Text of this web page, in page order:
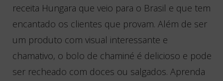
receita Hungara que veio para o Brasil e que tem
encantado os clientes que provam. Além de ser
um produto com visual interessante e
chamativo, o bolo de chaminé é delicioso e pode
ser recheado com doces ou salgados. Aprenda